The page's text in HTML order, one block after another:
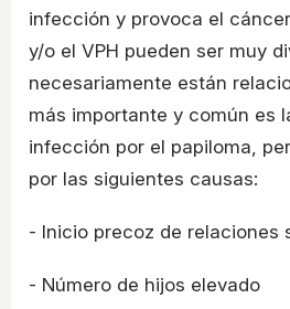
infección y provoca el
y/o el VPH pueden ser muy
necesariamente están
más importante y común es
infección por el papiloma,
por las siguientes causas:
- Inicio precoz de relaciones
- Número de hijos elevado